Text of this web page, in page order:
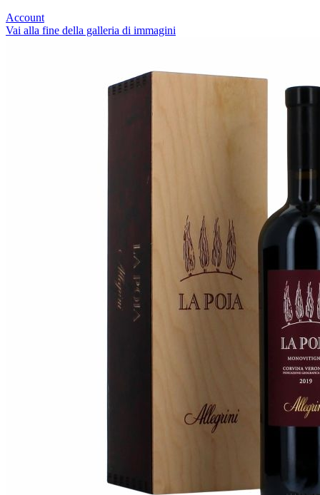
Account
Vai alla fine della galleria di immagini